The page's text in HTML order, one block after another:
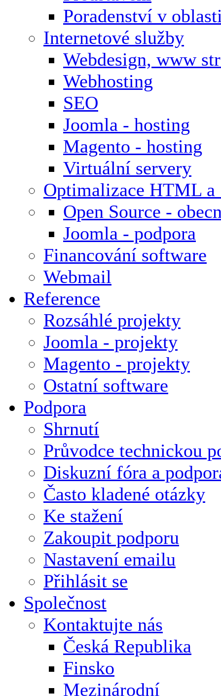
Poradenství v
Internetové služby
Webdesign, www
Webhosting
SEO
Joomla - hosting
Magento - hosting
Virtuální servery
Optimalizace HTML a
Open Source -
Joomla - podpora
Financování software
Webmail
Reference
Rozsáhlé projekty
Joomla - projekty
Magento - projekty
Ostatní software
Podpora
Shrnutí
Průvodce technickou
Diskuzní fóra a
Často kladené otázky
Ke stažení
Zakoupit podporu
Nastavení emailu
Přihlásit se
Společnost
Kontaktujte nás
Česká Republika
Finsko
Mezinárodní